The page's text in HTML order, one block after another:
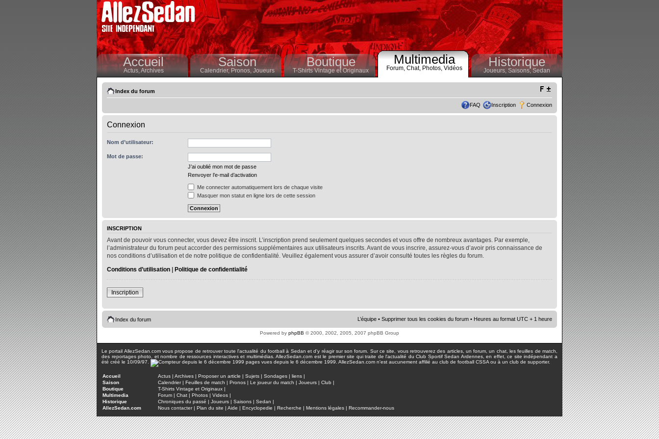
Accueil
Actus,Archives
Saison
Calendrier,Pronos, Joueurs
Boutique
T-Shirts Vintage et Originaux
Multimedia
Forum, Chat, Photos, Vidéos Historique
Joueurs, Saisons,Sedan
Index du forum
FAQ Inscription Connexion
Connexion
Nom d’utilisateur:
Mot de passe:
J’ai oublié mon mot de passe
Renvoyer l’e-mail d’activation
Me connecter automatiquement lors de chaque visite
Masquer mon statut en ligne lors de cette session
INSCRIPTION
Avant de pouvoir vous connecter, vous devez être inscrit. L’inscription prend seulement quelques secondes et vous offre de nombreux avantages. Par exemple,
l’administrateur du forum peut accorder des permissions supplémentaires aux utilisateurs inscrits. Avant de vous inscrire, assurez-vous d’avoir pris connaissance de
nos conditions d’utilisation et de notre politique de confidentialité. Veuillez également vous assurer d’avoir consulté toutes les règles du forum.
Conditions d’utilisation | Politique de confidentialité
Inscription
Index du forum L’équipe • Supprimer tous les cookies du forum • Heures au format UTC + 1 heure
Powered by phpBB © 2000, 2002, 2005, 2007 phpBB Group
Le portail AllezSedan.com vous propose de retrouver toute l'actualité du football à Sedan et d'y réagir sur son forum. Sur ce site, vous retrouverez des articles, un forum, un chat, les feuilles de match,
des reportages photo, et nombre de ressources interactives et multimédias. AllezSedan.com est le premier site qui traite de l'actualité du Club Sportif Sedan Ardennes, en effet, ce site indépendant a
été créé le 10/09/97.
pages vues depuis le 6 décembre 1999. AllezSedan.com n'est aucunement affilié au club de football CSSA ou à un club de supporter.
Accueil Actus | Archives | Proposer un article | Sujets | Sondages | liens |
Saison
Calendrier| Feuilles de match | Pronos | Le joueur du match | Joueurs | Club |
Boutique
T-Shirts Vintage et Originaux |
Multimedia
Forum | Chat | Photos | Videos |
Historique
Chroniques du passé | Joueurs | Saisons | Sedan |
AllezSedan.com
Nous contacter| Plan du site | Aide | Encyclopedie | Recherche | Mentions légales | Recommander-nous